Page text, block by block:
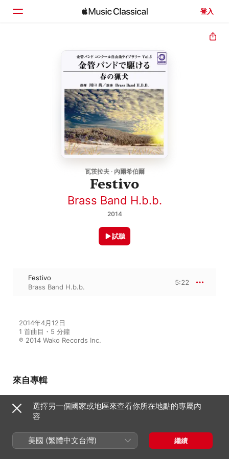
登入
瓦茨拉夫 · 內爾希伯爾
Festivo
Brass Band H.b.b.
2014
試聽
Festivo
Brass Band H.b.b.
5:22
2014年4月12日
1 首曲目・5 分鐘
℗ 2014 Wako Records Inc.
來自專輯
Kawaguchi
選擇另一個國家或地區來查看你所在地點的專屬內
容
美國 (繁體中文台灣) 繼續